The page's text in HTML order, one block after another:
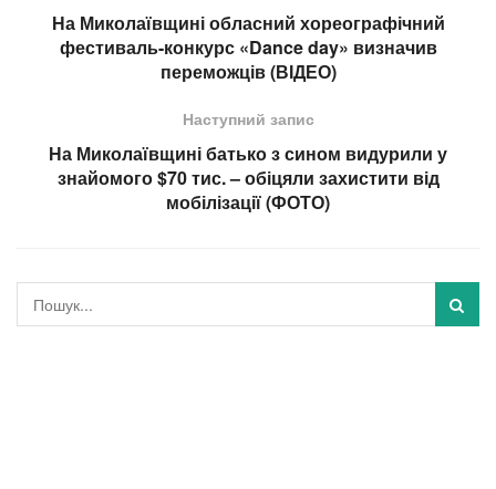
На Миколаївщині обласний хореографічний
фестиваль-конкурс «Dance day» визначив
переможців (ВІДЕО)
Наступний запис
На Миколаївщині батько з сином видурили у
знайомого $70 тис. – обіцяли захистити від
мобілізації (ФОТО)